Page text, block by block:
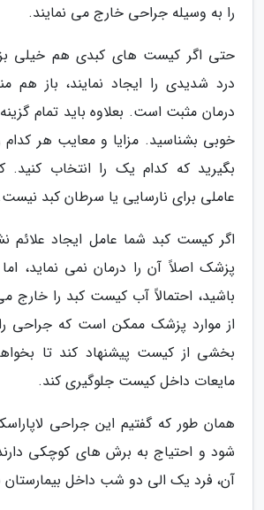
را به وسیله جراحی خارج می نمایند.
حتی اگر کیست های کبدی هم خیلی
درد شدیدی را ایجاد نمایند، باز هم
درمان مثبت است. بعلاوه باید تمام
خوبی بشناسید. مزایا و معایب هر کدام
بگیرید که کدام یک را انتخاب کنید.
عاملی برای نارسایی یا سرطان کبد
اگر کیست کبد شما عامل ایجاد علائم
پزشک اصلاً آن را درمان نمی نماید،
باشید، احتمالاً آب کیست کبد را خارج
از موارد پزشک ممکن است که جراحی
بخشی از کیست پیشنهاد کند تا
مایعات داخل کیست جلوگیری کند.
همان طور که گفتیم این جراحی
شود و احتیاج به برش های کوچکی
آن، فرد یک الی دو شب داخل